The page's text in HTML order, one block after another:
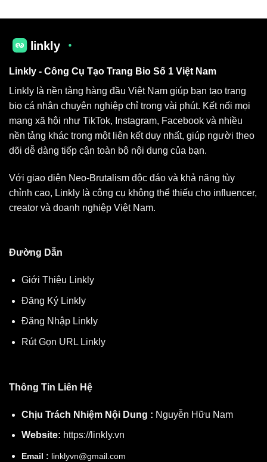
Linkly - Công Cụ Tạo Trang Bio Số 1 Việt Nam
Linkly là nền tảng hàng đầu Việt Nam giúp bạn tạo trang
bio cá nhân chuyên nghiệp chỉ trong vài phút. Kết nối mọi
mạng xã hội như TikTok, Instagram, Facebook và nhiều
nền tảng khác trong một liên kết duy nhất, giúp người theo
dõi dễ dàng tiếp cận toàn bộ nội dung của bạn.
Với giao diện Neo-Brutalism độc đáo và khả năng tùy
chỉnh cao, Linkly là công cụ không thể thiếu cho influencer,
creator và doanh nghiệp Việt Nam.
Đường Dẫn
Giới Thiệu Linkly
Đăng Ký Linkly
Đăng Nhập Linkly
Rút Gọn URL Linkly
Thông Tin Liên Hệ
Chịu Trách Nhiệm Nội Dung : Nguyễn Hữu Nam
Website: https://linkly.vn
Email : linklyvn@gmail.com